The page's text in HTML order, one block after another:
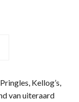
Kellog’s,
van uiteraard